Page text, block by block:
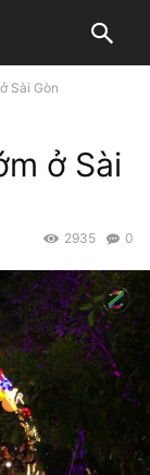
Sài Gòn
ở Sài
0
2935